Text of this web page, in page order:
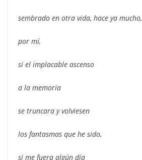
sembrado en otra vida, hace ya mucho,
por mí,
si el implacable ascenso
a la memoria
se truncara y volviesen
los fantasmas que he sido,
si me fuera algún día